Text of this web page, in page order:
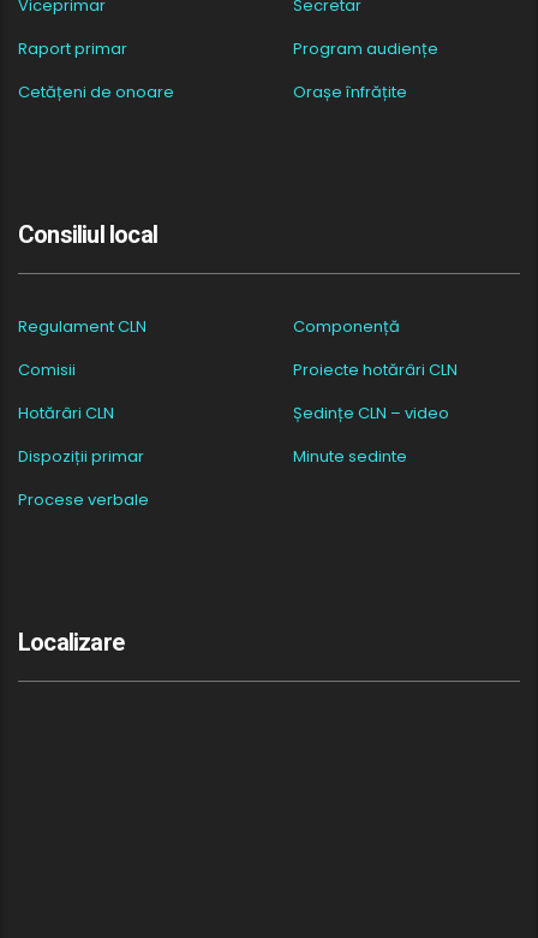
Viceprimar
Secretar
Raport primar
Program audiențe
Cetățeni de onoare
Orașe înfrățite
Consiliul local
Regulament CLN
Componență
Comisii
Proiecte hotărâri CLN
Hotărâri CLN
Ședințe CLN – video
Dispoziții primar
Minute sedinte
Procese verbale
Localizare